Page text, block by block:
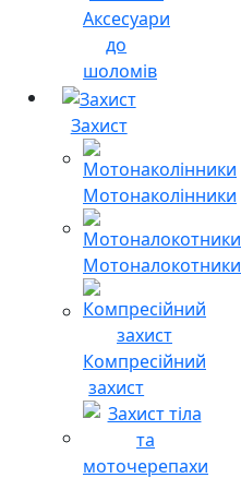
Аксесуари
до
шоломів
Захист
Мотонаколінники
Мотоналокотники
Компресійний
захист